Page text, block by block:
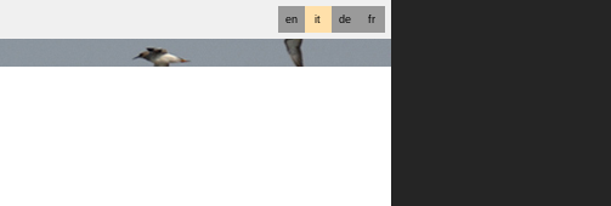
fr
de
it
en